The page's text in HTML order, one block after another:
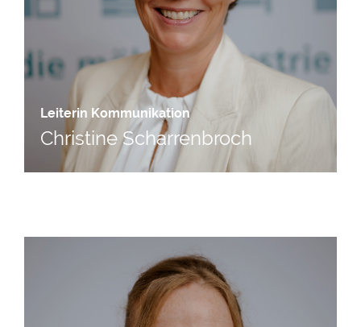
Leiterin Kommunikation
Christine Scharrenbroch